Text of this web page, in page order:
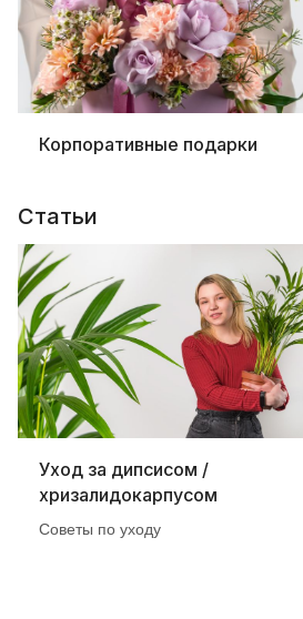
Корпоративные подарки
Статьи
Уход за дипсисом /
хризалидокарпусом
Советы по уходу